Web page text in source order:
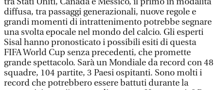
diffusa, tra passaggi generazionali, nuove regole e
grandi momenti di intrattenimento potrebbe segnare
una svolta epocale nel mondo del calcio. Gli esperti
Sisal hanno pronosticato i possibili esiti di questa
FIFA World Cup senza precedenti, che promette
grande spettacolo. Sarà un Mondiale da record con 48
squadre, 104 partite, 3 Paesi ospitanti. Sono molti i
record che potrebbero essere battuti durante la